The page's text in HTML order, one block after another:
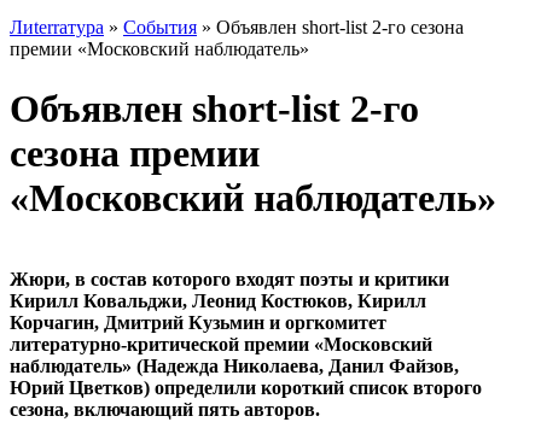
Лиterraтура » События » Объявлен short-list 2-го сезона
премии «Московский наблюдатель»
Объявлен short-list 2-го
сезона премии
«Московский наблюдатель»
Жюри, в состав которого входят поэты и критики
Кирилл Ковальджи, Леонид Костюков, Кирилл
Корчагин, Дмитрий Кузьмин и оргкомитет
литературно-критической премии «Московский
наблюдатель» (Надежда Николаева, Данил Файзов,
Юрий Цветков) определили короткий список второго
сезона, включающий пять авторов.